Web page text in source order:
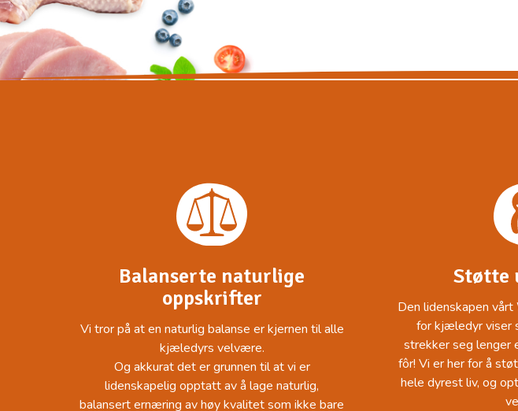
Balanserte naturlige
oppskrifter
Vi tror på at en naturlig balanse er kjernen til alle
kjæledyrs velvære.
Og akkurat det er grunnen til at vi er
lidenskapelig opptatt av å lage naturlig,
balansert ernæring av høy kvalitet som ikke bare
Støtte
Den lidenskapen
for kjæledyr viser
strekker seg lenger
fôr! Vi er her for å
hele dyrest liv, og